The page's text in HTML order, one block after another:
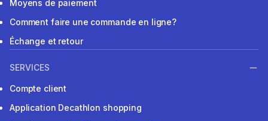
Moyens de paiement
Comment faire une commande en ligne?
Échange et retour
SERVICES
Compte client
Application Decathlon shopping